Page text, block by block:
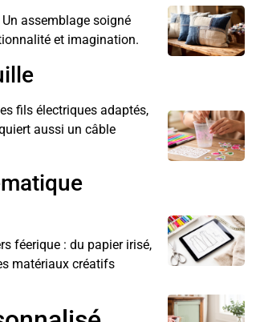
assemblage soigné
et imagination.
fils électriques adaptés,
aussi un câble
féerique : du papier irisé,
matériaux créatifs